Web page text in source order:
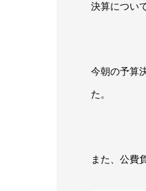
決算につい
今朝の予算
た。
また、公費